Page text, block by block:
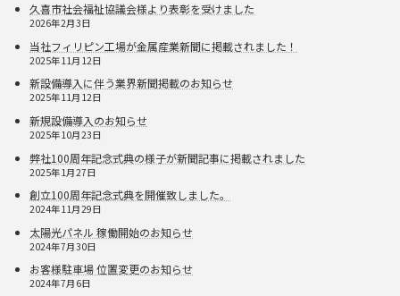
久喜市社会福祉協議会様より表彰を受けました
2026年2月3日
当社フィリピン工場が金属産業新聞に掲載されました！
2025年11月12日
新設備導入に伴う業界新聞掲載のお知らせ
2025年11月12日
新規設備導入のお知らせ
2025年10月23日
弊社100周年記念式典の様子が新聞記事に掲載されました
2025年1月27日
創立100周年記念式典を開催致しました。
2024年11月29日
太陽光パネル 稼働開始のお知らせ
2024年7月30日
お客様駐車場 位置変更のお知らせ
2024年7月6日